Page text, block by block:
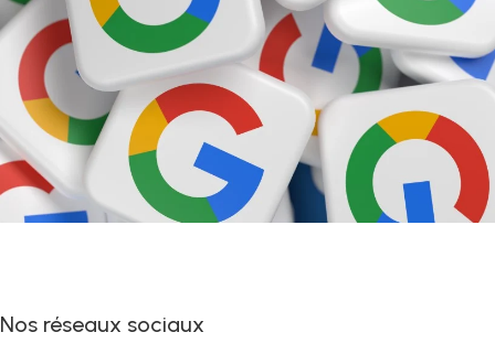
qualité de nos formations.
EN UN CLIC
Nos réseaux sociaux